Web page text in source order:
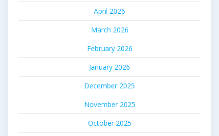
April 2026
March 2026
February 2026
January 2026
December 2025
November 2025
October 2025